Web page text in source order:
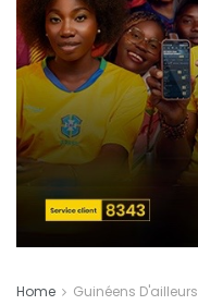
Home Guinéens D'ailleurs